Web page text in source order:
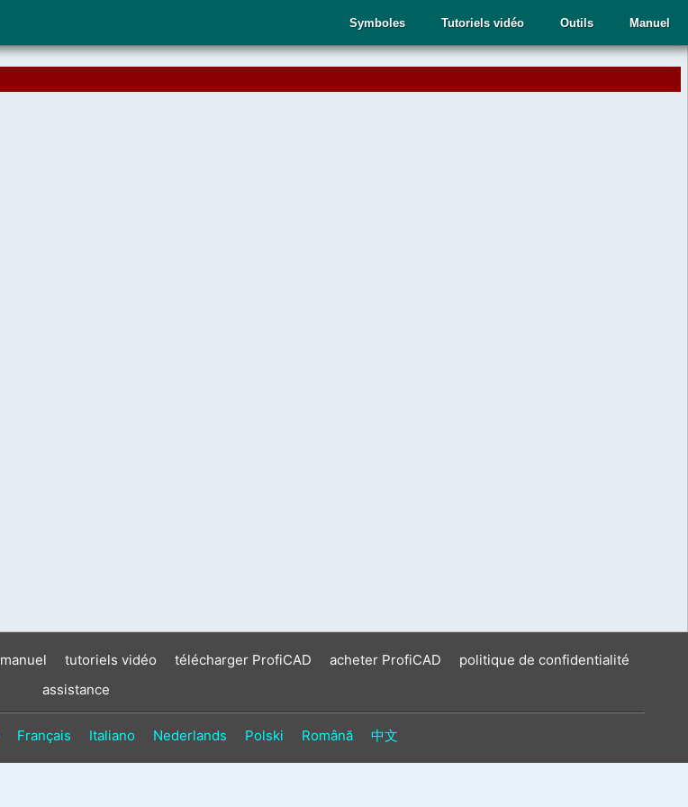
Manuel
Outils
Tutoriels vidéo
Symboles
manuel tutoriels vidéo télécharger ProfiCAD acheter ProfiCAD
politique de confidentialité
assistance
Français Italiano Nederlands Polski Română 中文